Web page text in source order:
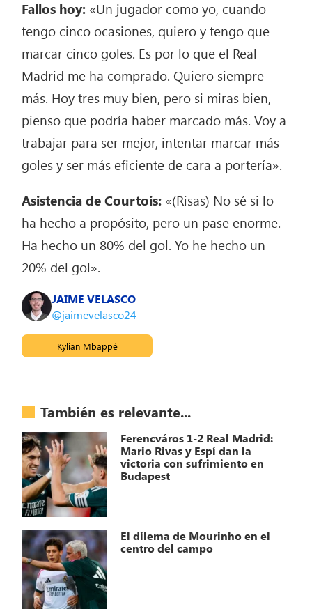
Fallos hoy: «Un jugador como yo, cuando
tengo cinco ocasiones, quiero y tengo que
marcar cinco goles. Es por lo que el Real
Madrid me ha comprado. Quiero siempre
más. Hoy tres muy bien, pero si miras bien,
pienso que podría haber marcado más. Voy a
trabajar para ser mejor, intentar marcar más
goles y ser más eficiente de cara a portería».
Asistencia de Courtois: «(Risas) No sé si lo
ha hecho a propósito, pero un pase enorme.
Ha hecho un 80% del gol. Yo he hecho un
20% del gol».
JAIME VELASCO
@jaimevelasco24
Kylian Mbappé
También es relevante...
Ferencváros 1-2 Real Madrid:
Mario Rivas y Espí dan la
victoria con sufrimiento en
Budapest
El dilema de Mourinho en el
centro del campo